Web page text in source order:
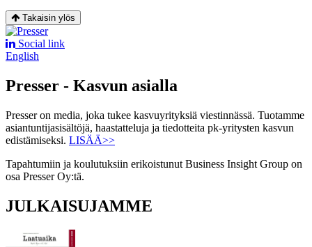
Takaisin ylös
Social link
English
Presser - Kasvun asialla
Presser on media, joka tukee kasvuyrityksiä viestinnässä. Tuotamme
asiantuntijasisältöjä, haastatteluja ja tiedotteita pk-yritysten kasvun
edistämiseksi. LISÄÄ>>
Tapahtumiin ja koulutuksiin erikoistunut Business Insight Group on
osa Presser Oy:tä.
JULKAISUJAMME